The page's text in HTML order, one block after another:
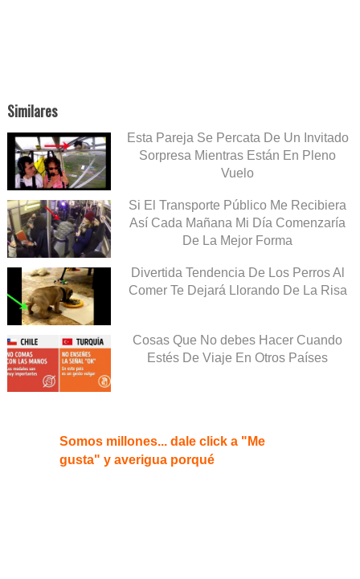
Similares
Esta Pareja Se Percata De Un Invitado
Sorpresa Mientras Están En Pleno
Vuelo
Si El Transporte Público Me Recibiera
Así Cada Mañana Mi Día Comenzaría
De La Mejor Forma
Divertida Tendencia De Los Perros Al
Comer Te Dejará Llorando De La Risa
Cosas Que No debes Hacer Cuando
Estés De Viaje En Otros Países
Somos millones... dale click a "Me
gusta" y averigua porqué